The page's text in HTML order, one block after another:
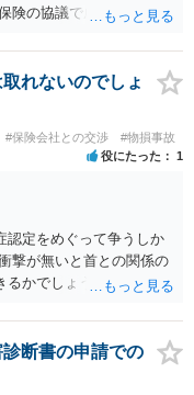
の協議で成立すること
が代理人弁護士をつける
刑事弁護の話になるこ
場合など，特殊な場合以
ます。 ですから，加害
あるのです。 本件は，刑
を発生した場合には，警
反第７２条第１項後段
，これに客観的には該
から「単なる交通事故
事事件の対象となるこ
ていないという認識でし
るのですが，「現場から
待機」→「徒歩で現場に
」という流れの中で，
いるはずなのに，どうし
いるのだと思います。
れないのでしょ
#保険会社との交渉 #物損事故
役にたった 1
認定をめぐって争うしか
撃が無いと首との関係の
るかでしょうね。
断書の申請での